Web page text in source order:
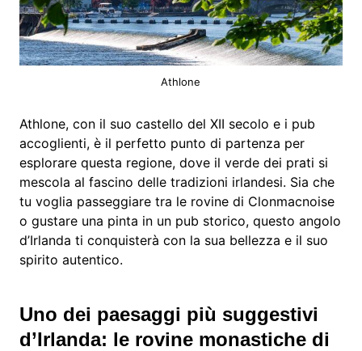
Athlone
Athlone, con il suo castello del XII secolo e i pub
accoglienti, è il perfetto punto di partenza per
esplorare questa regione, dove il verde dei prati si
mescola al fascino delle tradizioni irlandesi. Sia che
tu voglia passeggiare tra le rovine di Clonmacnoise
o gustare una pinta in un pub storico, questo angolo
d’Irlanda ti conquisterà con la sua bellezza e il suo
spirito autentico.
Uno dei paesaggi più suggestivi
d’Irlanda: le rovine monastiche di